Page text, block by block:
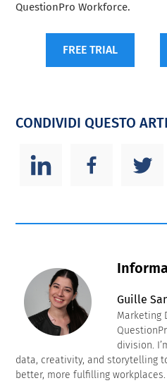
QuestionPro Workforce.
FREE TRIAL
CONDIVIDI QUESTO
Guille
Marketing
division.
data, creativity, and storytelling
better, more fulfilling workplaces.